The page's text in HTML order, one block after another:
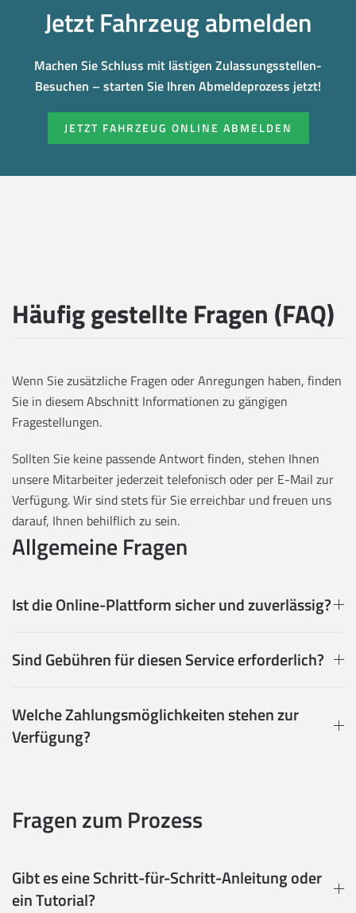
Jetzt Fahrzeug abmelden
Machen Sie Schluss mit lästigen Zulassungsstellen-
Besuchen – starten Sie Ihren Abmeldeprozess jetzt!
JETZT FAHRZEUG ONLINE ABMELDEN
Häufig gestellte Fragen (FAQ)
Wenn Sie zusätzliche Fragen oder Anregungen haben, finden
Sie in diesem Abschnitt Informationen zu gängigen
Fragestellungen.
Sollten Sie keine passende Antwort finden, stehen Ihnen
unsere Mitarbeiter jederzeit telefonisch oder per E-Mail zur
Verfügung. Wir sind stets für Sie erreichbar und freuen uns
darauf, Ihnen behilflich zu sein.
Allgemeine Fragen
Ist die Online-Plattform sicher und zuverlässig?
Sind Gebühren für diesen Service erforderlich?
Welche Zahlungsmöglichkeiten stehen zur
Verfügung?
Fragen zum Prozess
Gibt es eine Schritt-für-Schritt-Anleitung oder
ein Tutorial?